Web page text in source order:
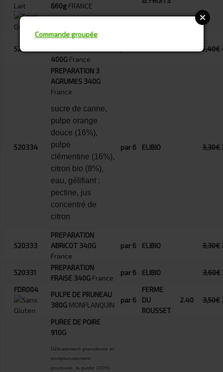
660g FRANCE
520330
PATE A TARTINER
400G France
5,40€
520334
PREPARATION 3
AGRUMES 340G
France
sucre de canne,
pulpe orange
douce (16%),
pulpe
clémentine (16%),
citron bio (8%),
eau, gélifiant :
pectine, jus
concentré de
citron
par 6 ELIBIO 3,30€
520333
PREPARATION
ABRICOT 340G
France
par 6 ELIBIO 3,30€
520331
PREPARATION
FRAISE 340G France
par 6 ELIBIO 3,60€
FDR004
PULPE DE PRUNEAU
380G MONFLANQUIN
par 6
FERME
DU
ROUSSET
2.40 3,50€
PUREE DE POIRE
910G
Délicatement granuleuse et
somptueusement
gouteuse, la purée 100%
Commande groupée